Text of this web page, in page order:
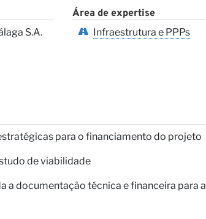
S.A.
Área de expertise
Infraestrutura e PPPs
para o financiamento do projeto
de viabilidade
a documentação técnica e financeira para a